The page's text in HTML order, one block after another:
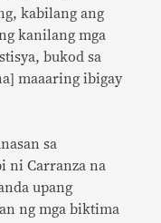
kabilang ang
kanilang mga
bukod sa
maaaring ibigay
sa
ni Carranza na
upang
ng mga biktima